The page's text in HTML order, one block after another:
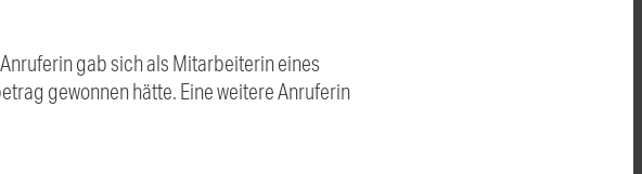
gab sich als Mitarbeiterin eines
gewonnen hätte. Eine weitere Anruferin